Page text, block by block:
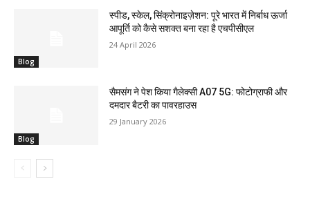
Blog
स्पीड, स्केल, सिंक्रोनाइज़ेशन: पूरे भारत में निर्बाध ऊर्जा
आपूर्ति को कैसे सशक्त बना रहा है एचपीसीएल
24 April 2026
Blog
सैमसंग ने पेश किया गैलेक्सी A07 5G: फोटोग्राफी और
दमदार बैटरी का पावरहाउस
29 January 2026